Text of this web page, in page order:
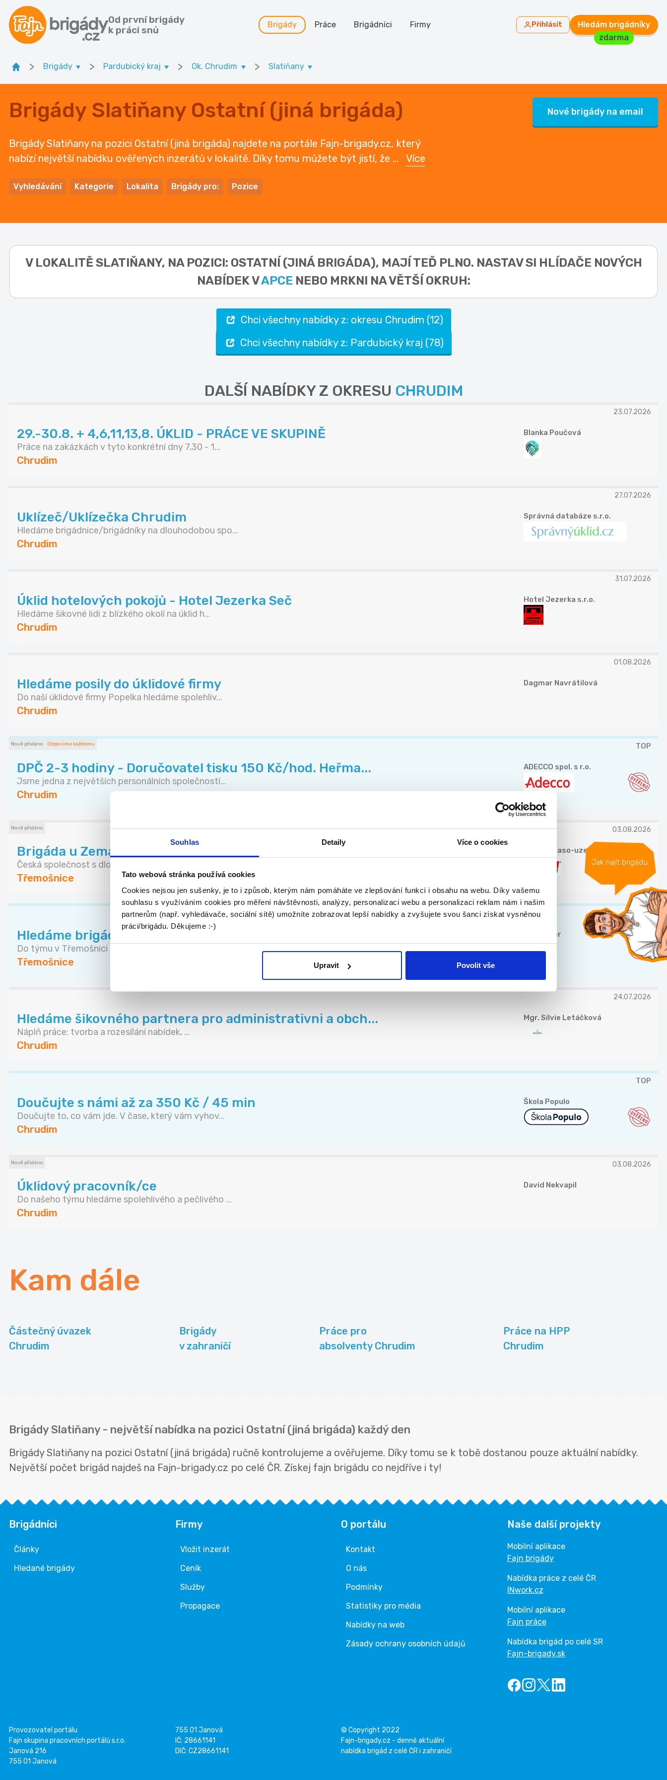
Souhlas Detaily Více o cookies
Tato webová stránka používá cookies
Cookies nejsou jen sušenky, je to i způsob, kterým nám pomáháte ve zlepšování funkcí i obsahu na webu. Díky vašemu
souhlasu s využíváním cookies pro měření návštěvnosti, analýzy, personalizaci webu a personalizaci reklam nám i našim
partnerům (např. vyhledávače, sociální sítě) umožníte zobrazovat lepší nabídky a zvyšujete svou šanci získat vysněnou
práci/brigádu. Děkujeme :-)
Upravit Povolit vše
Od první brigády
k práci snů
Brigády Práce Brigádníci Firmy Přihlásit
Hledám brigádníky
zdarma
Jak najít brigádu
> Brigády > Pardubický kraj > Ok. Chrudim > Slatiňany
Brigády Slatiňany Ostatní (jiná brigáda)
Brigády Slatiňany na pozici Ostatní (jiná brigáda) najdete na portále Fajn-brigady.cz, který
nabízí největší nabídku ověřených inzerátů v lokalitě. Díky tomu můžete být jistí, že ... Více
Vyhledávání Kategorie Lokalita Brigády pro: Pozice
Nové brigády na email
V LOKALITĚ SLATIŇANY, NA POZICI: OSTATNÍ (JINÁ BRIGÁDA), MAJÍ TEĎ PLNO. NASTAV SI HLÍDAČE NOVÝCH
NABÍDEK VAPCE NEBO MRKNI NA VĚTŠÍ OKRUH:
Chci všechny nabídky z: okresu Chrudim (12)
Chci všechny nabídky z: Pardubický kraj (78)
DALŠÍ NABÍDKY Z OKRESU CHRUDIM
23.07.2026
29.-30.8. + 4,6,11,13,8. ÚKLID - PRÁCE VE SKUPINĚ
Práce na zakázkách v tyto konkrétní dny 7,30 - 1...
Chrudim
Blanka Poučová
27.07.2026
Uklízeč/Uklízečka Chrudim
Hledáme brigádnice/brigádníky na dlouhodobou spo...
Chrudim
Správná databáze s.r.o.
31.07.2026
Úklid hotelových pokojů - Hotel Jezerka Seč
Hledáme šikovné lidi z blízkého okolí na úklid h...
Chrudim
Hotel Jezerka s.r.o.
01.08.2026
Hledáme posily do úklidové firmy
Do naší úklidové firmy Popelka hledáme spolehliv...
Chrudim
Dagmar Navrátilová
Nově přidáno Odpovíme každému TOP
DPČ 2-3 hodiny - Doručovatel tisku 150 Kč/hod. Heřma...
Jsme jedna z největších personálních společností...
Chrudim
ADECCO spol. s r.o.
Nově přidáno 03.08.2026
Brigáda u Zemana - Třemošnice
Česká společnost s dlouholetou tradicí Zeman mas...
Třemošnice
ZEMAN maso-uzeniny, a.s.
TOP
Hledáme brigádníky do prodejny PENNY Třemošnice
Do týmu v Třemošnici hledáme spolehlivé brigádní...
Třemošnice
Manpower
24.07.2026
Hledáme šikovného partnera pro administrativni a obch...
Náplň práce: tvorba a rozesílání nabídek, ...
Chrudim
Mgr. Silvie Letáčková
TOP
Doučujte s námi až za 350 Kč / 45 min
Doučujte to, co vám jde. V čase, který vám vyhov...
Chrudim
Škola Populo
Nově přidáno 03.08.2026
Úklidový pracovník/ce
Do našeho týmu hledáme spolehlivého a pečlivého ...
Chrudim
David Nekvapil
Kam dále
Částečný úvazek
Chrudim
Brigády
v zahraničí
Práce pro
absolventy Chrudim
Práce na HPP
Chrudim
Brigády Slatiňany - největší nabídka na pozici Ostatní (jiná brigáda) každý den
Brigády Slatiňany na pozici Ostatní (jiná brigáda) ručně kontrolujeme a ověřujeme. Díky tomu se k tobě dostanou pouze aktuální nabídky.
Největší počet brigád najdeš na Fajn-brigady.cz po celé ČR. Získej fajn brigádu co nejdříve i ty!
Brigádníci
Články
Hledané brigády
Firmy
Vložit inzerát
Ceník
Služby
Propagace
O portálu
Kontakt
O nás
Podmínky
Statistiky pro média
Nabídky na web
Zásady ochrany osobních údajů
Naše další projekty
Mobilní aplikace
Fajn brigády
Nabídka práce z celé ČR
INwork.cz
Mobilní aplikace
Fajn práce
Nabídka brigád po celé SR
Fajn-brigady.sk
Provozovatel portálu
Fajn skupina pracovních portálů s.r.o.
Janová 216
755 01 Janová
755 01 Janová
IČ: 28661141
DIČ: CZ28661141
© Copyright 2022
Fajn-brigady.cz - denně aktuální
nabídka brigád z celé ČR i zahraničí